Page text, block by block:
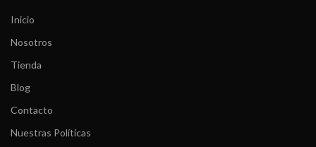
Inicio
Nosotros
Tienda
Blog
Contacto
Nuestras Políticas